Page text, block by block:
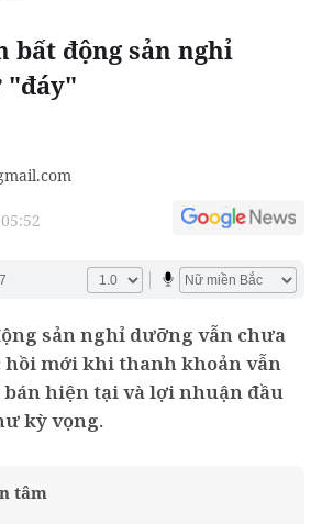
bất động sản nghỉ
"đáy"
sản nghỉ dưỡng vẫn chưa
hồi mới khi thanh khoản vẫn
bán hiện tại và lợi nhuận đầu
kỳ vọng.
tâm